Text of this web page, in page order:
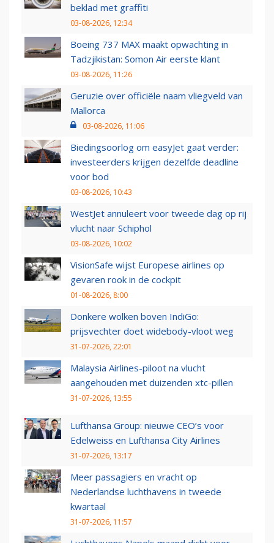
beklad met graffiti
03-08-2026, 12:34
Boeing 737 MAX maakt opwachting in
Tadzjikistan: Somon Air eerste klant
03-08-2026, 11:26
Geruzie over officiële naam vliegveld van
Mallorca
03-08-2026, 11:06
Biedingsoorlog om easyJet gaat verder:
investeerders krijgen dezelfde deadline
voor bod
03-08-2026, 10:43
WestJet annuleert voor tweede dag op rij
vlucht naar Schiphol
03-08-2026, 10:02
VisionSafe wijst Europese airlines op
gevaren rook in de cockpit
01-08-2026, 8:00
Donkere wolken boven IndiGo:
prijsvechter doet widebody-vloot weg
31-07-2026, 22:01
Malaysia Airlines-piloot na vlucht
aangehouden met duizenden xtc-pillen
31-07-2026, 13:55
Lufthansa Group: nieuwe CEO’s voor
Edelweiss en Lufthansa City Airlines
31-07-2026, 13:17
Meer passagiers en vracht op
Nederlandse luchthavens in tweede
kwartaal
31-07-2026, 11:57